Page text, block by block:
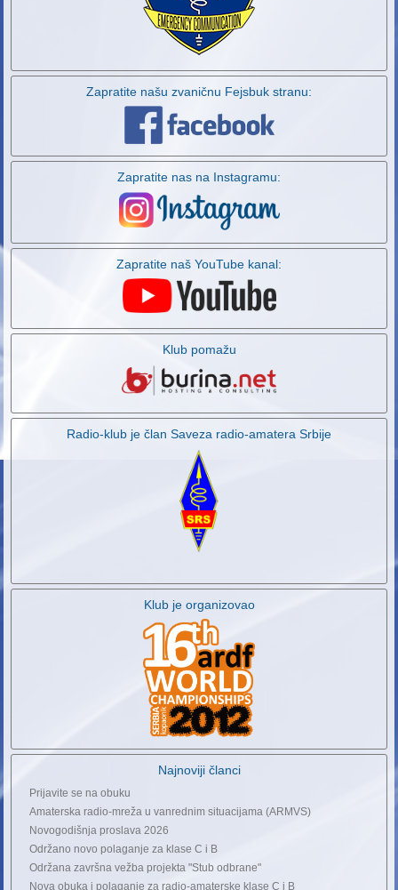
Zapratite našu zvaničnu Fejsbuk stranu:
Zapratite nas na Instagramu:
Zapratite naš YouTube kanal:
Klub pomažu
Radio-klub je član Saveza radio-amatera Srbije
Klub je organizovao
Najnoviji članci
Prijavite se na obuku
Amaterska radio-mreža u vanrednim situacijama (ARMVS)
Novogodišnja proslava 2026
Održano novo polaganje za klase C i B
Održana završna vežba projekta "Stub odbrane"
Nova obuka i polaganje za radio-amaterske klase C i B